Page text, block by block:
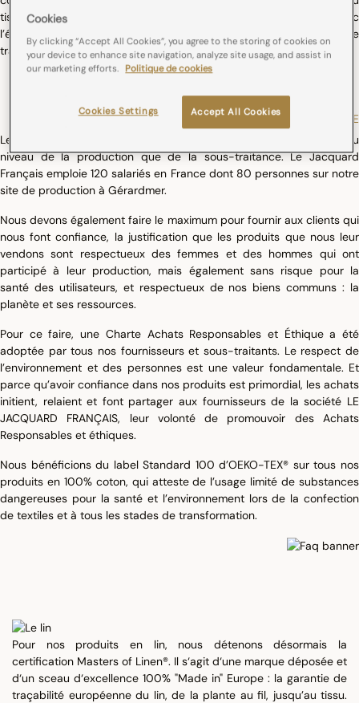
tissage et la richesse des motifs ; elles traversent les années avec
l’élégance comme identité première. Nos produits peuvent ainsi être
transmis de génération en génération.
UNE PRODUCTION PLUS RESPONSABLE
Le Jacquard Français préserve l’emploi local au maximum tant au
niveau de la production que de la sous-traitance. Le Jacquard
Français emploie 120 salariés en France dont 80 personnes sur notre
site de production à Gérardmer.
Nous devons également faire le maximum pour fournir aux clients qui
nous font confiance, la justification que les produits que nous leur
vendons sont respectueux des femmes et des hommes qui ont
participé à leur production, mais également sans risque pour la
santé des utilisateurs, et respectueux de nos biens communs : la
planète et ses ressources.
Pour ce faire, une Charte Achats Responsables et Éthique a été
adoptée par tous nos fournisseurs et sous-traitants. Le respect de
l’environnement et des personnes est une valeur fondamentale. Et
parce qu’avoir confiance dans nos produits est primordial, les achats
initient, relaient et font partager aux fournisseurs de la société LE
JACQUARD FRANÇAIS, leur volonté de promouvoir des Achats
Responsables et éthiques.
Nous bénéficions du label Standard 100 d’OEKO-TEX® sur tous nos
produits en 100% coton, qui atteste de l’usage limité de substances
dangereuses pour la santé et l’environnement lors de la confection
de textiles et à tous les stades de transformation.
Pour nos produits en lin, nous détenons désormais la
certification Masters of Linen®. Il s‘agit d‘une marque déposée et
d‘un sceau d‘excellence 100% "Made in" Europe : la garantie de
traçabilité européenne du lin, de la plante au fil, jusqu’au tissu.
Cookies
By clicking “Accept All Cookies”, you agree to the storing of cookies on
your device to enhance site navigation, analyze site usage, and assist in
our marketing efforts. Politique de cookies
Accept All Cookies
Cookies Settings